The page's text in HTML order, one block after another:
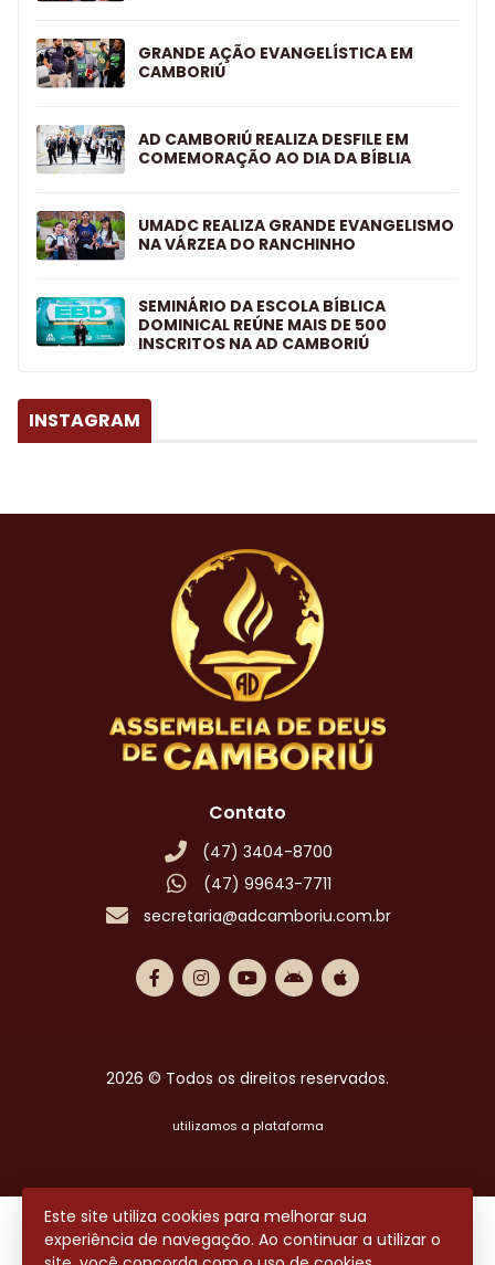
GRANDE AÇÃO EVANGELÍSTICA EM
CAMBORIÚ
AD CAMBORIÚ REALIZA DESFILE EM
COMEMORAÇÃO AO DIA DA BÍBLIA
UMADC REALIZA GRANDE EVANGELISMO
NA VÁRZEA DO RANCHINHO
SEMINÁRIO DA ESCOLA BÍBLICA
DOMINICAL REÚNE MAIS DE 500
INSCRITOS NA AD CAMBORIÚ
INSTAGRAM
Este site utiliza cookies para melhorar sua
experiência de navegação. Ao continuar a utilizar o
Contato
(47) 3404-8700
(47) 99643-7711
secretaria@adcamboriu.com.br
2026 © Todos os direitos reservados.
utilizamos a plataforma